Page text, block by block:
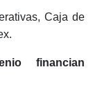
Caja de
financian